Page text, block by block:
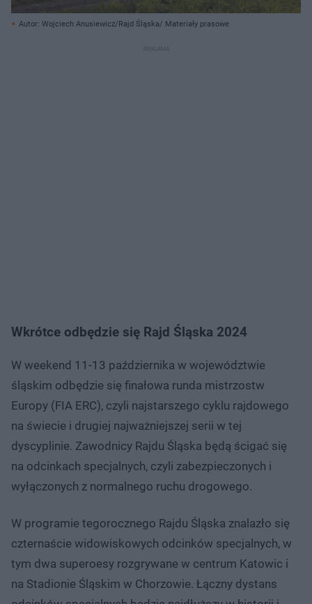
Autor: Wojciech Anusiewicz/Rajd Śląska/ Materiały prasowe
Wkrótce odbędzie się Rajd Śląska 2024
W weekend 11-13 października w województwie
śląskim odbędzie się finałowa runda mistrzostw
Europy (FIA ERC), czyli najstarszego cyklu rajdowego
na świecie i drugiej najważniejszej serii w tej
dyscyplinie. Zawodnicy Rajdu Śląska będą ścigać się
na odcinkach specjalnych, czyli zabezpieczonych i
wyłączonych z normalnego ruchu drogowego.
W programie tegorocznego Rajdu Śląska znalazło się
czternaście widowiskowych odcinków specjalnych, w
tym dwa superoesy rozgrywane w centrum Katowic i
na Stadionie Śląskim w Chorzowie. Łączny dystans